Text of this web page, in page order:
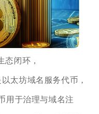
态闭环，
太坊域名服务代币，
用于治理与域名注